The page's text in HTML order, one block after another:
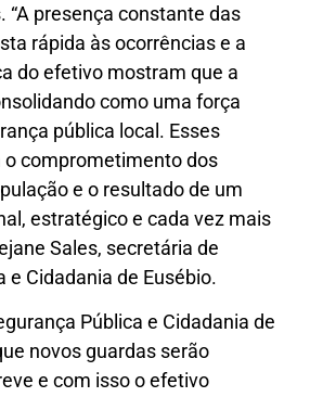
“A presença constante das
rápida às ocorrências e a
do efetivo mostram que a
como uma força
pública local. Esses
comprometimento dos
e o resultado de um
estratégico e cada vez mais
Sales, secretária de
e Cidadania de Eusébio.
Pública e Cidadania de
novos guardas serão
e com isso o efetivo